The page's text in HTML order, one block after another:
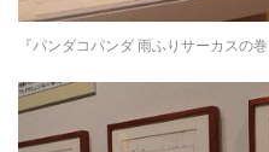
『パンダコパンダ 雨ふりサーカスの